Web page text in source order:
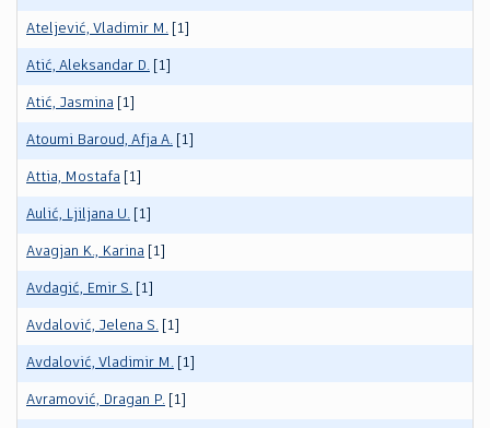
Ateljević, Vladimir M. [1]
Atić, Aleksandar D. [1]
Atić, Jasmina [1]
Atoumi Baroud, Afja A. [1]
Attia, Mostafa [1]
Aulić, Ljiljana U. [1]
Avagjan K., Karina [1]
Avdagić, Emir S. [1]
Avdalović, Jelena S. [1]
Avdalović, Vladimir M. [1]
Avramović, Dragan P. [1]